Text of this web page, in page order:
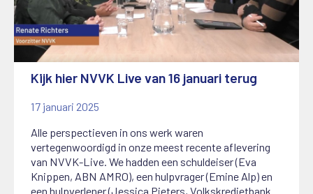
Kijk hier NVVK Live van 16 januari terug
17 januari 2025
Alle perspectieven in ons werk waren
vertegenwoordigd in onze meest recente aflevering
van NVVK-Live. We hadden een schuldeiser (Eva
Knippen, ABN AMRO), een hulpvrager (Emine Alp) en
een hulpverlener (Jessica Pieters, Volkskredietbank